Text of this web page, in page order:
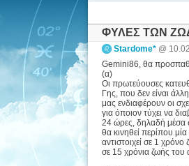
ΦΥΛΕΣ ΤΩΝ
Stardome* @
Gemini86, θα
(α)
Οι πρωτεύουσες
Γης, που δεν είναι
μας ενδιαφέρουν οι
για όποιον τύχει να
24 ώρες, δηλαδή μέσα
θα κινηθεί περίπου
αντιστοιχεί σε 1
σε 15 χρόνια ζωής του